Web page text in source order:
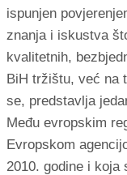
ispunjen
znanja i iskustva
kvalitetnih,
BiH tržištu, već na
se, predstavlja
Među evropskim
Evropskom
2010. godine i koja